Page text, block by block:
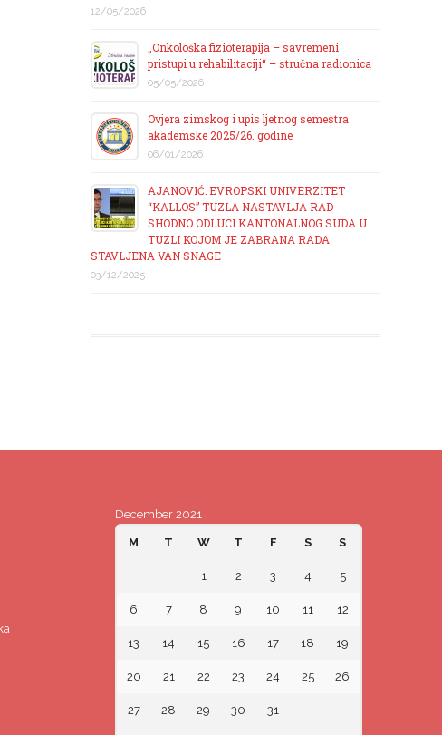
12/05/2026
„Onkološka fizioterapija – savremeni
pristupi u rehabilitaciji“ – stručna radionica
05/05/2026
Ovjera zimskog i upis ljetnog semestra
akademske 2025/26. godine
06/01/2026
AJANOVIĆ: EVROPSKI UNIVERZITET
“KALLOS” TUZLA NASTAVLJA RAD
SHODNO ODLUCI KANTONALNOG SUDA U
TUZLI KOJOM JE ZABRANA RADA
STAVLJENA VAN SNAGE
03/12/2025
December 2021
M T W T F S S
1 2 3 4 5
6 7 8 9 10 11 12
13 14 15 16 17 18 19
20 21 22 23 24 25 26
27 28 29 30 31